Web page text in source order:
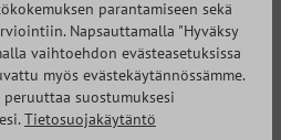
parantamiseen sekä
Napsauttamalla "Hyväksy
vaihtoehdon evästeasetuksissa
myös evästekäytännössämme.
suostumuksesi
Tietosuojakäytäntö